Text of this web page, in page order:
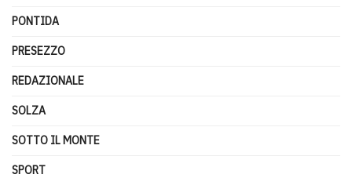
PONTIDA
PRESEZZO
REDAZIONALE
SOLZA
SOTTO IL MONTE
SPORT